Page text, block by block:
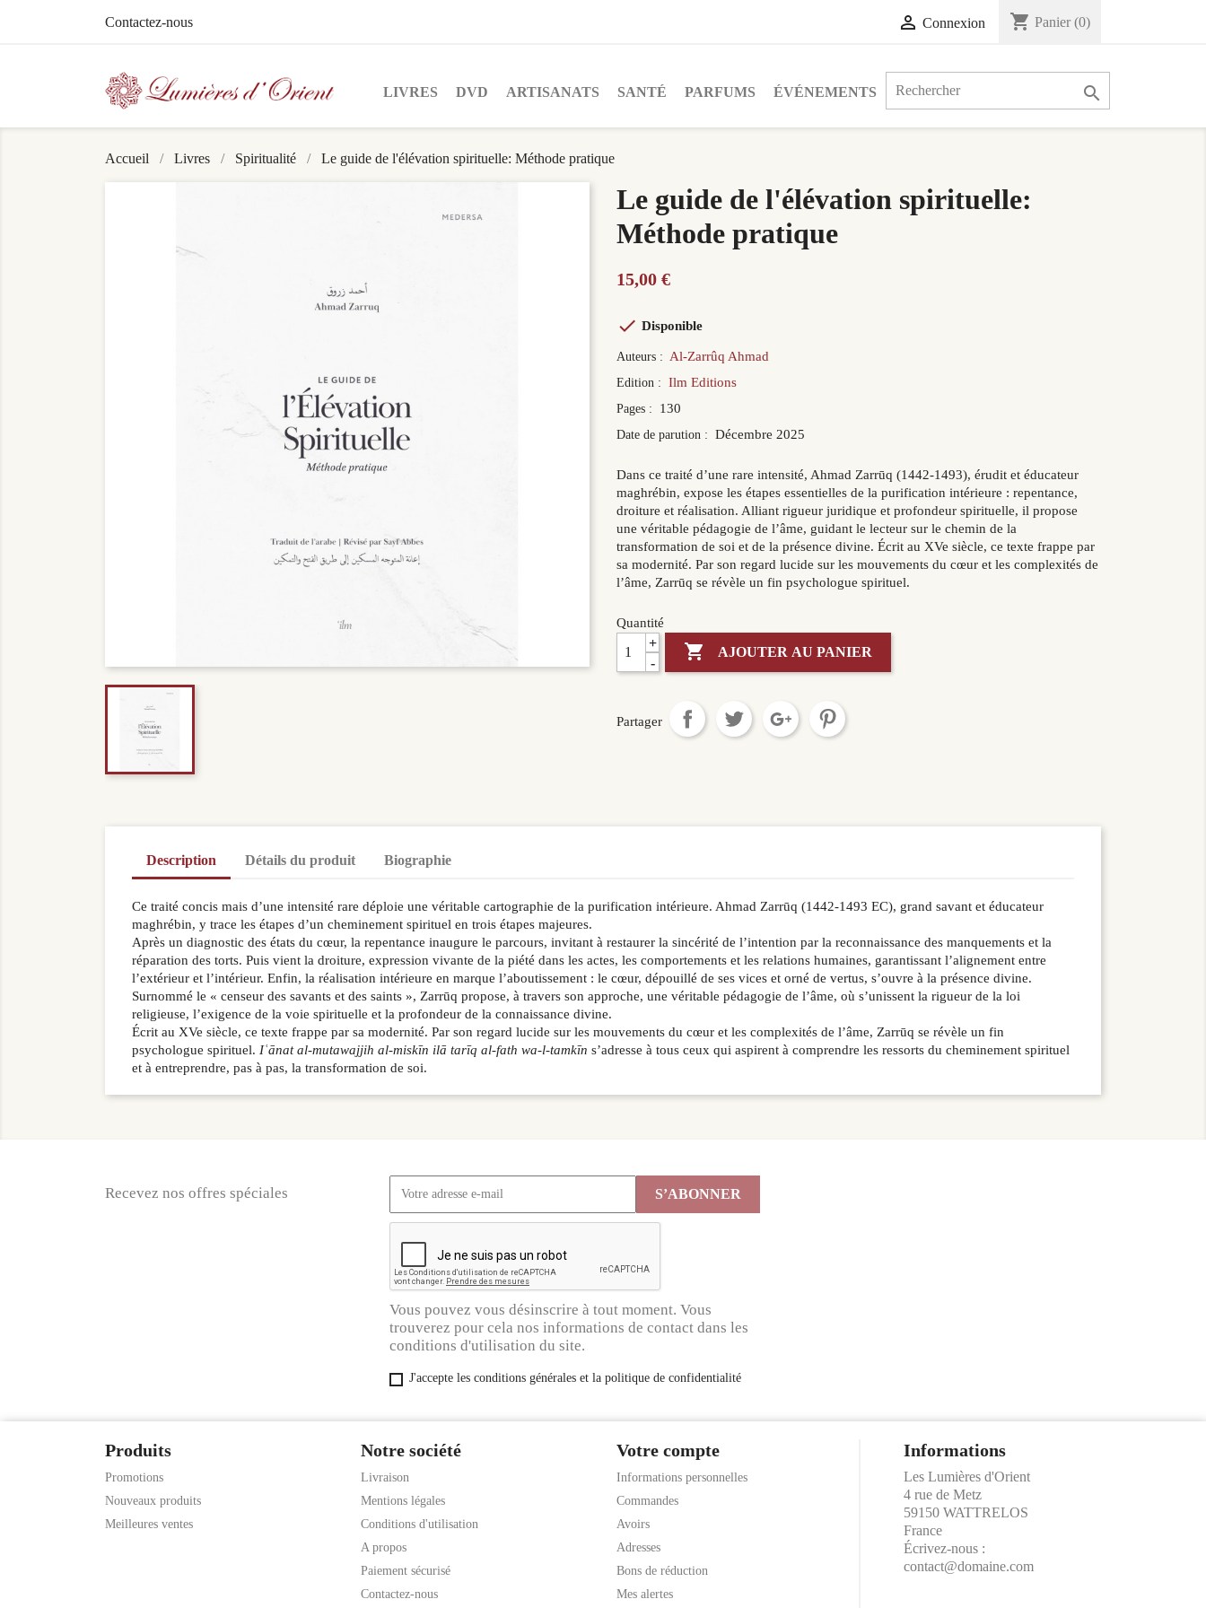
Contactez-nous  Connexion shopping_cart Panier (0)
LIVRES DVD ARTISANATS SANTÉ PARFUMS ÉVÉNEMENTS 
Accueil Livres Spiritualité Le guide de l'élévation spirituelle: Méthode pratique
Le guide de l'élévation spirituelle:
Méthode pratique
15,00 €
 Disponible
Auteurs : Al-Zarrûq Ahmad
Edition : Ilm Editions
Pages : 130
Date de parution : Décembre 2025
Dans ce traité d’une rare intensité, Ahmad Zarrūq (1442-1493), érudit et éducateur
maghrébin, expose les étapes essentielles de la purification intérieure : repentance,
droiture et réalisation. Alliant rigueur juridique et profondeur spirituelle, il propose
une véritable pédagogie de l’âme, guidant le lecteur sur le chemin de la
transformation de soi et de la présence divine. Écrit au XVe siècle, ce texte frappe par
sa modernité. Par son regard lucide sur les mouvements du cœur et les complexités de
l’âme, Zarrūq se révèle un fin psychologue spirituel.
Quantité
+
-
 AJOUTER AU PANIER
Partager
Description Détails du produit Biographie
Ce traité concis mais d’une intensité rare déploie une véritable cartographie de la purification intérieure. Ahmad Zarrūq (1442-1493 EC), grand savant et éducateur
maghrébin, y trace les étapes d’un cheminement spirituel en trois étapes majeures.
Après un diagnostic des états du cœur, la repentance inaugure le parcours, invitant à restaurer la sincérité de l’intention par la reconnaissance des manquements et la
réparation des torts. Puis vient la droiture, expression vivante de la piété dans les actes, les comportements et les relations humaines, garantissant l’alignement entre
l’extérieur et l’intérieur. Enfin, la réalisation intérieure en marque l’aboutissement : le cœur, dépouillé de ses vices et orné de vertus, s’ouvre à la présence divine.
Surnommé le « censeur des savants et des saints », Zarrūq propose, à travers son approche, une véritable pédagogie de l’âme, où s’unissent la rigueur de la loi
religieuse, l’exigence de la voie spirituelle et la profondeur de la connaissance divine.
Écrit au XVe siècle, ce texte frappe par sa modernité. Par son regard lucide sur les mouvements du cœur et les complexités de l’âme, Zarrūq se révèle un fin
psychologue spirituel. Iʿānat al-mutawajjih al-miskīn ilā tarīq al-fath wa-l-tamkīn s’adresse à tous ceux qui aspirent à comprendre les ressorts du cheminement spirituel
et à entreprendre, pas à pas, la transformation de soi.
Recevez nos offres spéciales
Vous pouvez vous désinscrire à tout moment. Vous
trouverez pour cela nos informations de contact dans les
conditions d'utilisation du site.
J'accepte les conditions générales et la politique de confidentialité
Produits
Promotions
Nouveaux produits
Meilleures ventes
Notre société
Livraison
Mentions légales
Conditions d'utilisation
A propos
Paiement sécurisé
Contactez-nous
Votre compte
Informations personnelles
Commandes
Avoirs
Adresses
Bons de réduction
Mes alertes
Informations
Les Lumières d'Orient
4 rue de Metz
59150 WATTRELOS
France
Écrivez-nous :
contact@domaine.com